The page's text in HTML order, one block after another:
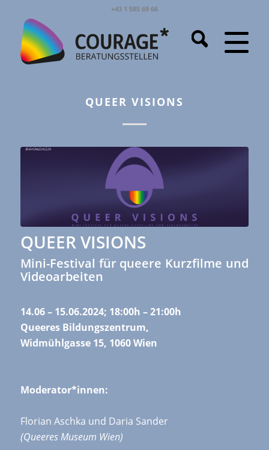
+43 1 585 69 66
QUEER VISIONS
QUEER VISIONS
Mini-Festival für queere Kurzfilme und
Videoarbeiten
14.06 – 15.06.2024; 18:00h – 21:00h
Queeres Bildungszentrum,
Widmühlgasse 15, 1060 Wien
Moderator*innen:
Florian Aschka und Daria Sander
(Queeres Museum Wien)